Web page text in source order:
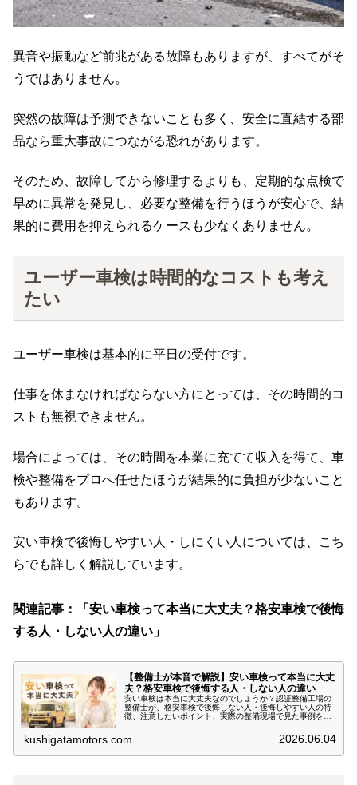
異音や振動など前兆がある故障もありますが、すべてがそ
うではありません。
突然の故障は予測できないことも多く、安全に直結する部
品なら重大事故につながる恐れがあります。
そのため、故障してから修理するよりも、定期的な点検で
早めに異常を発見し、必要な整備を行うほうが安心で、結
果的に費用を抑えられるケースも少なくありません。
ユーザー車検は時間的なコストも考え
たい
ユーザー車検は基本的に平日の受付です。
仕事を休まなければならない方にとっては、その時間的コ
ストも無視できません。
場合によっては、その時間を本業に充てて収入を得て、車
検や整備をプロへ任せたほうが結果的に負担が少ないこと
もあります。
安い車検で後悔しやすい人・しにくい人については、こち
らでも詳しく解説しています。
関連記事：「安い車検って本当に大丈夫？格安車検で後悔
する人・しない人の違い」
【整備士が本音で解説】安い車検って本当に大丈
夫？格安車検で後悔する人・しない人の違い
安い車検は本当に大丈夫なのでしょうか？認証整備工場の
整備士が、格安車検で後悔しない人・後悔しやすい人の特
徴、注意したいポイント、実際の整備現場で見た事例を交
kushigatamotors.com 2026.06.04